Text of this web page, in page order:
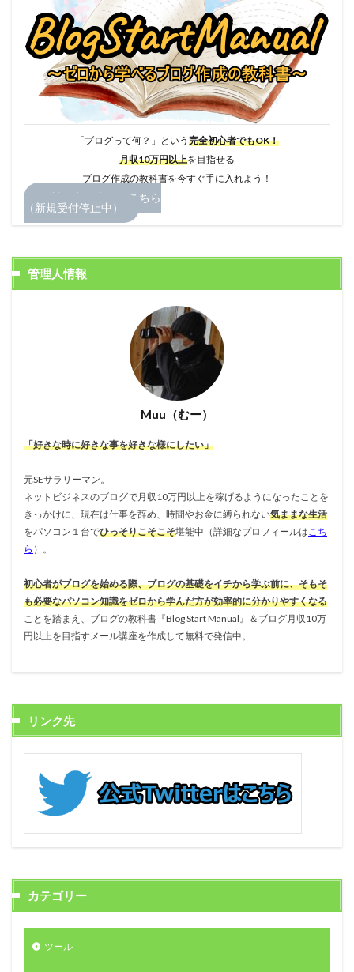
「ブログって何？」という 完全初心者でもOK！
月収10万円以上を目指せる
ブログ作成の教科書を今すぐ手に入れよう！
無料お申し込みはこちら
（新規受付停止中）
管理人情報
Muu（むー）
「好きな時に好きな事を好きな様にしたい」
元SEサラリーマン。
ネットビジネスのブログで月収10万円以上を稼げるようになったことを
きっかけに、現在は仕事を辞め、時間やお金に縛られない気ままな生活
をパソコン１台でひっそりこそこそ堪能中（詳細なプロフィールはこち
ら ）。
初心者がブログを始める際、ブログの基礎をイチから学ぶ前に、そもそ
も必要なパソコン知識をゼロから学んだ方が効率的に分かりやすくなる
ことを踏まえ、ブログの教科書『Blog Start Manual』＆ブログ月収10万
円以上を目指すメール講座を作成して無料で発信中。
リンク先
カテゴリー
ツール